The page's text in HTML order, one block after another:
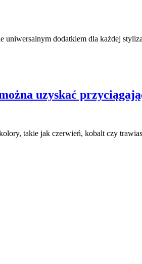
uniwersalnym dodatkiem dla każdej
uzyskać
takie jak czerwień, kobalt czy